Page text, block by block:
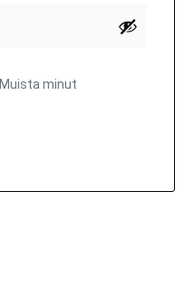
Muista minut